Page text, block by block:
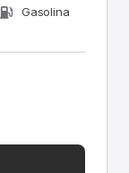
Gasolina